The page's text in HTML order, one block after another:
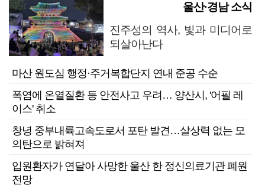
울산·경남 소식
진주성의 역사, 빛과 미디어로
되살아난다
마산 원도심 행정·주거복합단지 연내 준공 수순
폭염에 온열질환 등 안전사고 우려… 양산시, '어필 레
이스' 취소
창녕 중부내륙고속도로서 포탄 발견…살상력 없는 모
의탄으로 밝혀져
입원환자가 연달아 사망한 울산 한 정신의료기관 폐원
전망